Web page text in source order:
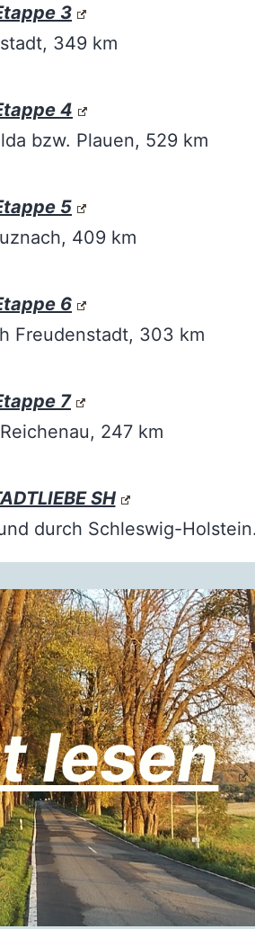
3
349 km
4
bzw. Plauen, 529 km
5
409 km
6
Freudenstadt, 303 km
7
247 km
SH
durch Schleswig-
lesen